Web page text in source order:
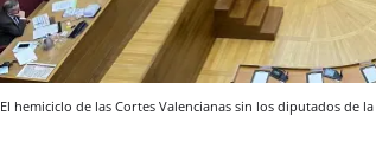
El hemiciclo de las Cortes Valencianas sin los diputados de